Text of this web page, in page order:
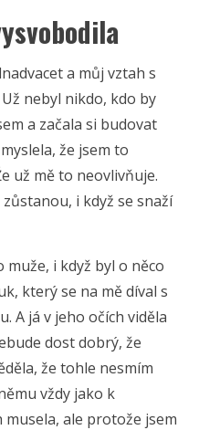
a můj vztah s
nebyl nikdo, kdo by
a začala si budovat
že jsem to
už mě to neovlivňuje.
i když se snaží
i když byl o něco
který se na mě díval s
A já v jeho očích viděla
dost dobrý, že
že tohle nesmím
vždy jako k
ale protože jsem